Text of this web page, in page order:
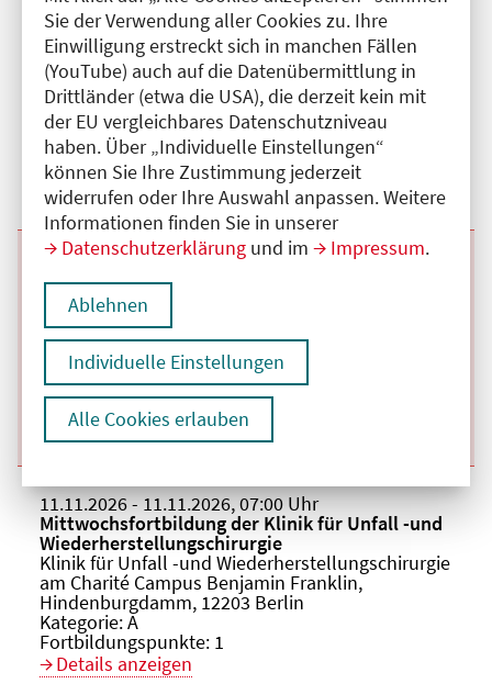
Sie der Verwendung aller Cookies zu. Ihre
Einwilligung erstreckt sich in manchen Fällen
(YouTube) auch auf die Datenübermittlung in
Drittländer (etwa die USA), die derzeit kein mit
der EU vergleichbares Datenschutzniveau
haben. Über „Individuelle Einstellungen“
können Sie Ihre Zustimmung jederzeit
widerrufen oder Ihre Auswahl anpassen. Weitere
Informationen finden Sie in unserer
Datenschutzerklärung und im Impressum.
Ablehnen
Individuelle Einstellungen
Alle Cookies erlauben
Beginn:
28.10.2026 Ende und Anfangszeit:
-28.10.2026,07:00 Uhr
Veranstaltungstitel:
Mittwochsfortbildung der Klinik für Unfall -und
Wiederherstellungschirurgie
Veranstaltungsort:
Klinik für Unfall -und Wiederherstellungschirurgie
am Charité Campus Benjamin Franklin,
Hindenburgdamm, 12203 Berlin
Kategorie:A
Fortbildungspunkte:1
Details anzeigen
Ende und Anfangszeit:
,07:00 Uhr
Veranstaltungstitel:
Mittwochsfortbildung der Klinik für Unfall -und
Wiederherstellungschirurgie
Veranstaltungsort:
Klinik für Unfall -und Wiederherstellungschirurgie
am Charité Campus Benjamin Franklin,
Hindenburgdamm, 12203 Berlin
Kategorie:A
Fortbildungspunkte:1
Details anzeigen
Beginn:
11.11.2026Ende und Anfangszeit:
-11.11.2026,07:00 Uhr
Veranstaltungstitel:
Mittwochsfortbildung der Klinik für Unfall -und
Wiederherstellungschirurgie
Veranstaltungsort:
Klinik für Unfall -und Wiederherstellungschirurgie
am Charité Campus Benjamin Franklin,
Hindenburgdamm, 12203 Berlin
Kategorie:A
Fortbildungspunkte: 1
Details anzeigen